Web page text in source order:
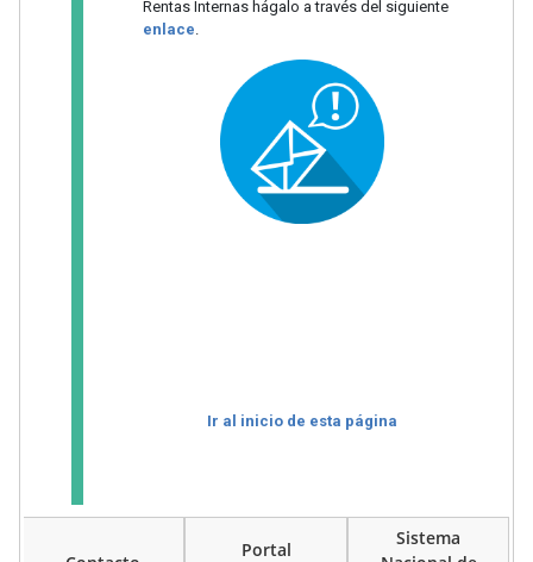
Rentas Internas hágalo a través del siguiente
enlace
Ir al inicio de esta página
Portal
Sistema